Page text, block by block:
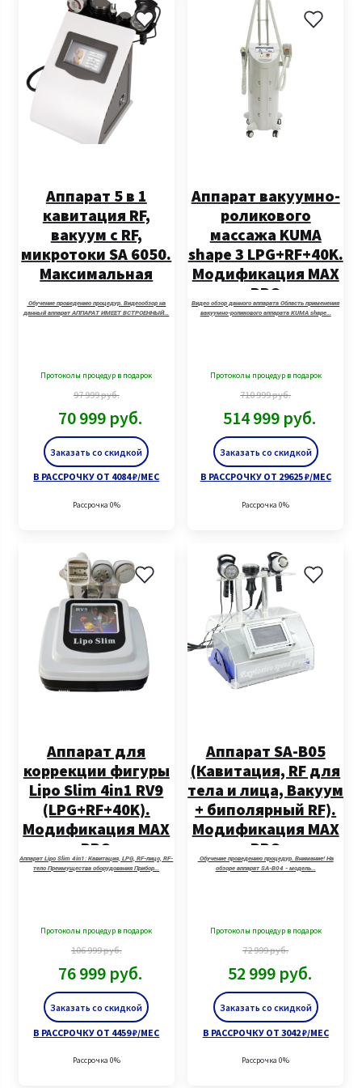
Заказать со скидкой
Аппарат 5 в 1
кавитация RF,
вакуум с RF,
микротоки SA 6050.
Максимальная
Обучение проведению процедур. Видеообзор на
данный аппарат АППАРАТ ИМЕЕТ ВСТРОЕННЫЙ…
Протоколы процедур в подарок
97 999руб.
70 999 руб.
В РАССРОЧКУ ОТ 4084 ₽/МЕС
Рассрочка 0%
Заказать со скидкой
Аппарат вакуумно-
роликового
массажа KUMA
shape 3 LPG+RF+40K.
Модификация MAX
PRO
Видео обзор данного аппарата Область применения
вакуумно-роликового аппарата KUMA shape…
Протоколы процедур в подарок
710 999руб.
514 999 руб.
В РАССРОЧКУ ОТ 29625 ₽/МЕС
Рассрочка 0%
Заказать со скидкой
Аппарат для
коррекции фигуры
Lipo Slim 4in1 RV9
(LPG+RF+40K).
Модификация MAX
PRO
Аппарат Lipo Slim 4in1: Кавитация, LPG, RF-лицо, RF-
тело Преимущества оборудования Прибор…
Протоколы процедур в подарок
106 999руб.
76 999 руб.
В РАССРОЧКУ ОТ 4459 ₽/МЕС
Рассрочка 0%
Заказать со скидкой
Аппарат SA-B05
(Кавитация, RF для
тела и лица, Вакуум
+ биполярный RF).
Модификация MAX
PRO
Обучение проведению процедур. Внимание! На
обзоре аппарат SA-B04 - модель…
Протоколы процедур в подарок
72 999руб.
52 999 руб.
В РАССРОЧКУ ОТ 3042 ₽/МЕС
Рассрочка 0%